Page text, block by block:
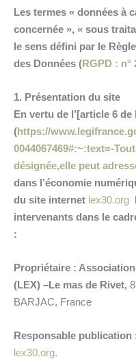
Les termes « données à
concernée », « sous
le sens défini par le
des Données (RGPD : n°
1. Présentation du site
En vertu de l’[article 6 de
(https://
0044067469#:~:text=-
désignée,elle peut
dans l’économie
du site internet lex30.org
intervenants dans le
:
Propriétaire :
(LEX) –Le mas de Rivet,
BARJAC, France
Responsable publication :
lex30.org.